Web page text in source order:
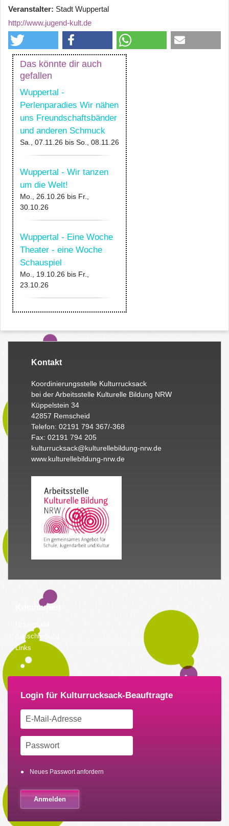
Veranstalter Stadt Wuppertal
http://www.jugend-kult.de
Das könnte dir auch
gefallen
Wuppertal -
Perlenparadies Wir nähen
uns Freundschaftsbänder
und anderen Schmuck
Sa., 07.11.26 bis So., 08.11.26
Wuppertal - Wir tanzen
um die Welt!
Mo., 26.10.26 bis Fr.,
30.10.26
Wuppertal - Eine Woche
Theater - eine Woche
Schauspiel
Mo., 19.10.26 bis Fr.,
23.10.26
Kontakt
Koordinierungsstelle Kulturrucksack
bei der Arbeitsstelle Kulturelle Bildung NRW
Küppelstein 34
42857 Remscheid
Telefon: 02191 794 367/-368
Fax: 02191 794 205
kulturrucksack@kulturellebildung-nrw.de
www.kulturellebildung-nrw.de
Kommunen
Ausschreibung
Links
Neues Passwort anfordern